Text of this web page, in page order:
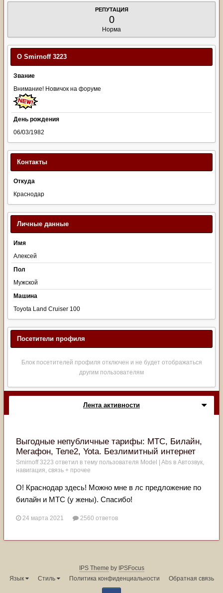
РЕПУТАЦИЯ
0
Норма
О Smirnoff 3223
Звание
Внимание! Новичок на форуме
День рождения
06/03/1982
Контакты
Откуда
Краснодар
Личные данные
Имя
Алексей
Пол
Мужской
Машина
Toyota Land Cruiser 100
Посетители профиля
Блок посетителей профиля отключен и не будет отображаться
другим пользователям
Лента активности
Выгодные непубличные тарифы: МТС, Билайн,
Мегафон, Теле2, Yota. Безлимитный интернет
Smirnoff 3223 ответил в тему пользователя Model | Abs в Автозвук,
навигация, связь + прочее
О! Краснодар здесь! Можно мне в лс предложение по
билайн и МТС (у жены). Спасибо!
24 марта 2021 2560 ответов
IPS Theme by IPSFocus
Язык
Стиль Политика конфиденциальности Обратная связь